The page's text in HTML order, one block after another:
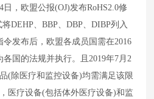
4 日，欧盟公报(OJ)发布RoHS2.0修
将DEHP 、BBP 、DBP 、DIBP列入
令发布后，欧盟各成员国需在2016
各国的法规并执行。且 2019年7 月 2
( 除医疗和监控设备)均需满足该限
医疗设备(包括体外医疗设备)和监